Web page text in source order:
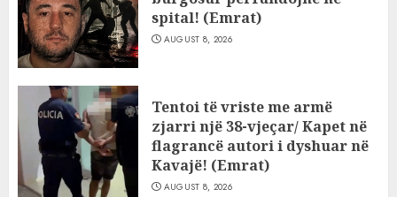
spital! (Emrat)
AUGUST 8, 2026
Tentoi të vriste me armë
zjarri një 38-vjeçar/ Kapet në
flagrancë autori i dyshuar në
Kavajë! (Emrat)
AUGUST 8, 2026